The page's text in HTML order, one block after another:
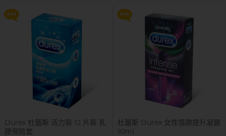
Durex 杜蕾斯 活力裝 12 片裝 乳
膠保險套
杜蕾斯 Durex 女性情趣提升凝露
10ml